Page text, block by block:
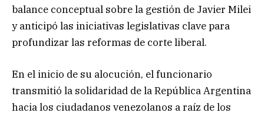
balance conceptual sobre la gestión de Javier Milei
y anticipó las iniciativas legislativas clave para
profundizar las reformas de corte liberal.
En el inicio de su alocución, el funcionario
transmitió la solidaridad de la República Argentina
hacia los ciudadanos venezolanos a raíz de los